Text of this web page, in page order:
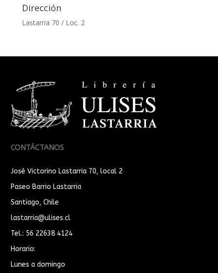
Dirección
Lastarria 70 / Loc. 2
CONTÁCTANOS
José Victorino Lastarria 70, local 2
Paseo Barrio Lastarria
Santiago, Chile
lastarria@ulises.cl
Tel.: 56 22638 4124
Horario:
Lunes a domingo